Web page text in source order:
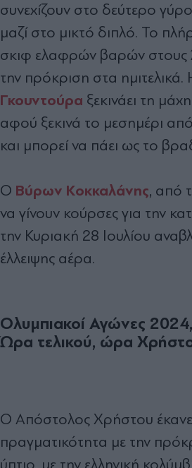
συνεχίζουν στο δεύτερο
μαζί στο μικτό διπλό. Το
σκιφ ελαφρών βαρών στους
την πρόκριση στα ημιτελικά.
Γκουντούρα ξεκινάει τη
αφού ξεκινά το μεσημέρι
και μπορεί να πάει ως το
Ο Βύρων Κοκκαλάνης, από
να γίνουν κούρσες για την
την Κυριακή 28 Ιουλίου
έλλειψης αέρα.
Ολυμπιακοί Αγώνες
Ώρα τελικού, ώρα
Ο Απόστολος Χρήστου έκανε
πραγματικότητα με την
ύπτιο, με την ελληνική